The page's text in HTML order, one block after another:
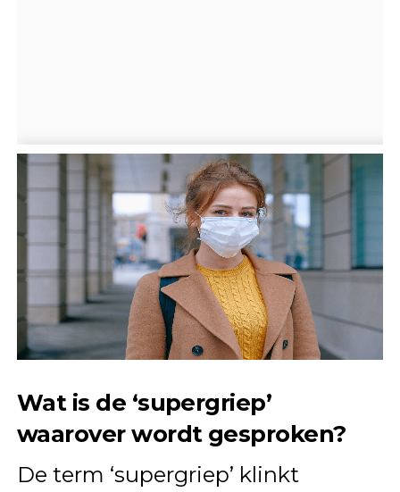
Wat is de ‘supergriep’
waarover wordt gesproken?
De term ‘supergriep’ klinkt